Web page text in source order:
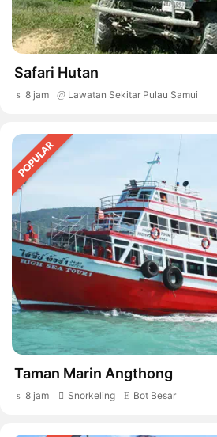
Safari Hutan
8 jam Lawatan Sekitar Pulau Samui
Taman Marin Angthong
8 jam Snorkeling Bot Besar